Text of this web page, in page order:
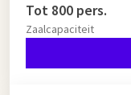
Tot 800 pers.
Zaalcapaciteit